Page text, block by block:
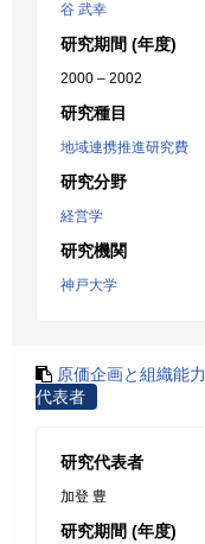
谷 武幸
研究期間 (年度)
2000 – 2002
研究種目
地域連携推進研究費
研究分野
経営学
研究機関
神戸大学
原価企画と組織能
代表者
研究代表者
加登 豊
研究期間 (年度)